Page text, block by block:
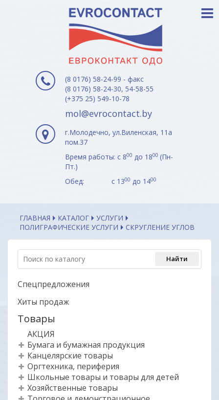
(8 0176) 58-24-99 - факс
(8 0176) 58-24-30, 54-58-55
(+375 25) 549-10-78
mol@evrocontact.by
г.Молодечно, ул.Виленская, 11а
пом.37
Время работы: с 800 до 1800 (Пн-
Пт.)
Обед: с 1300 до 1400
ГЛАВНАЯ КАТАЛОГ
УСЛУГИ
ПОЛИГРАФИЧЕСКИЕ УСЛУГИ
CКРУГЛЕНИЕ УГЛОВ
Спецпредложения
Хиты продаж
Товары
АКЦИЯ
Бумага и бумажная продукция
Канцелярские товары
Оргтехника, периферия
Школьные товары и товары для детей
Хозяйственные товары